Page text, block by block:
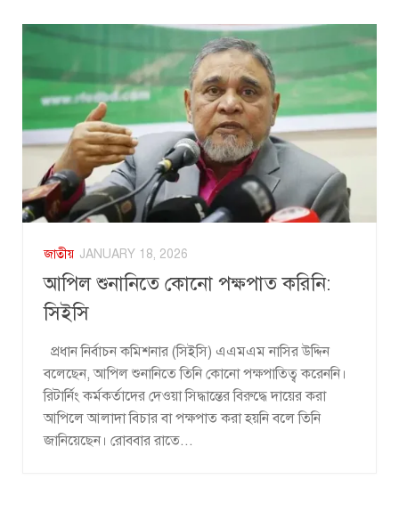
জাতীয় JANUARY 18, 2026
আপিল শুনানিতে কোনো পক্ষপাত করিনি:
সিইসি
প্রধান নির্বাচন কমিশনার (সিইসি) এএমএম নাসির উদ্দিন
বলেছেন, আপিল শুনানিতে তিনি কোনো পক্ষপাতিত্ব করেননি।
রিটার্নিং কর্মকর্তাদের দেওয়া সিদ্ধান্তের বিরুদ্ধে দায়ের করা
আপিলে আলাদা বিচার বা পক্ষপাত করা হয়নি বলে তিনি
জানিয়েছেন। রোববার রাতে...